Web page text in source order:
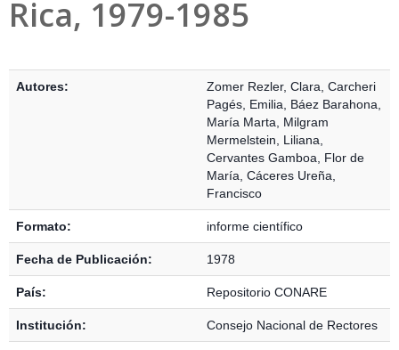
Rica, 1979-1985
Autores: Zomer Rezler, Clara Carcheri
Pagés, Emilia
Báez Barahona,
María Marta
Milgram
Mermelstein, Liliana
Cervantes Gamboa, Flor de
María Cáceres Ureña,
Francisco
Formato: informe científico
Fecha de Publicación: 1978
País: Repositorio CONARE
Institución: Consejo Nacional de Rectores